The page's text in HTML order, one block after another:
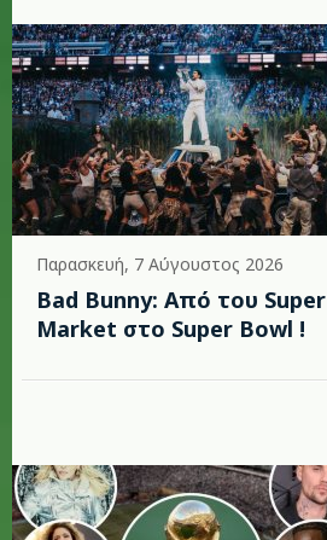
Παρασκευή, 7 Αύγουστος 2026
Bad Bunny: Από του Super
Market στο Super Bowl !